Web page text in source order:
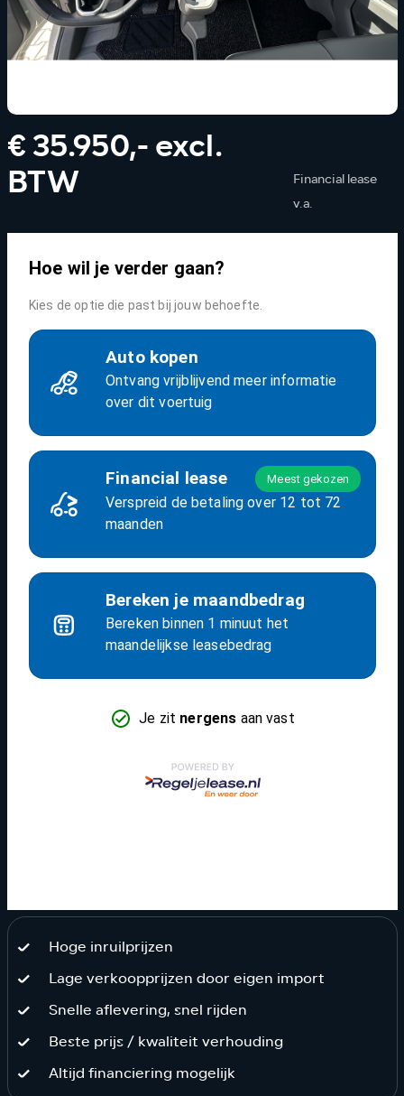
€ 35.950,- excl.
BTW
Financial lease
v.a.
Hoge inruilprijzen
Lage verkoopprijzen door eigen import
Snelle aflevering, snel rijden
Beste prijs / kwaliteit verhouding
Altijd financiering mogelijk